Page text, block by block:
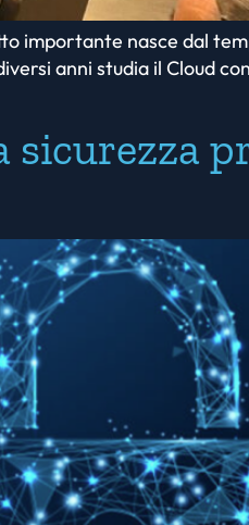
importante nasce dal
anni studia il Cloud
sicurezza